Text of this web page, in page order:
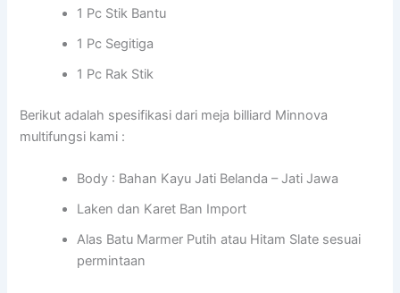
1 Pc Stik Bantu
1 Pc Segitiga
1 Pc Rak Stik
Berikut adalah spesifikasi dari meja billiard Minnova
multifungsi kami :
Body : Bahan Kayu Jati Belanda – Jati Jawa
Laken dan Karet Ban Import
Alas Batu Marmer Putih atau Hitam Slate sesuai
permintaan